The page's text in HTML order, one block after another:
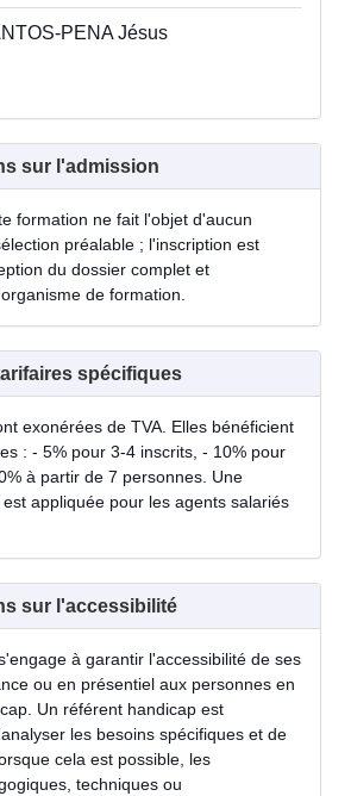
PENA Jésus
sur l'admission
formation ne fait l'objet d'aucun
préalable ; l'inscription est
du dossier complet et
de formation.
spécifiques
exonérées de TVA. Elles bénéficient
: - 5% pour 3-4 inscrits, - 10% pour
à partir de 7 personnes. Une
appliquée pour les agents salariés
sur l'accessibilité
à garantir l'accessibilité de ses
ou en présentiel aux personnes en
Un référent handicap est
les besoins spécifiques et de
cela est possible, les
techniques ou